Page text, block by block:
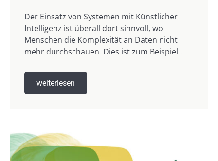
Der Einsatz von Systemen mit Künstlicher
Intelligenz ist überall dort sinnvoll, wo
Menschen die Komplexität an Daten nicht
mehr durchschauen. Dies ist zum Beispiel...
weiterlesen